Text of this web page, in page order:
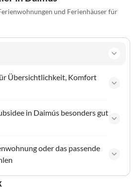
und Ferienhäuser für
Übersichtlichkeit, Komfort
in Daimús besonders gut
oder das passende